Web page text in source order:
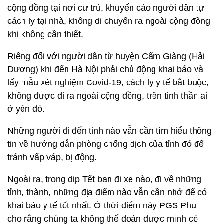
cộng đồng tại nơi cư trú, khuyến cáo người dân tự
cách ly tại nhà, không di chuyển ra ngoài cộng đồng
khi không cần thiết.
Riêng đối với người dân từ huyện Cẩm Giàng (Hải
Dương) khi đến Hà Nội phải chủ động khai báo và
lấy mẫu xét nghiệm Covid-19, cách ly y tế bắt buộc,
không được đi ra ngoài cộng đồng, trên tinh thần ai
ở yên đó.
Những người đi đến tỉnh nào vẫn cần tìm hiểu thông
tin về hướng dẫn phòng chống dịch của tỉnh đó để
tránh vấp váp, bị động.
Ngoài ra, trong dịp Tết bạn đi xe nào, đi về những
tỉnh, thành, những địa điểm nào vẫn cần nhớ để có
khai báo y tế tốt nhất. Ở thời điểm này PGS Phu
cho rằng chúng ta không thể đoán được mình có